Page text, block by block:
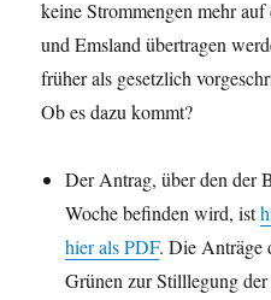
keine Strommengen mehr
und Emsland übertragen
früher als gesetzlich
Ob es dazu kommt?
Der Antrag, über den der
Woche befinden wird, ist
hier als PDF. Die Anträge
Grünen zur Stilllegung